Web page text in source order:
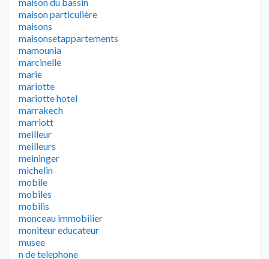
maison particulière
maisons
maisonsetappartements
mamounia
marcinelle
marie
mariotte
mariotte hotel
marrakech
marriott
meilleur
meilleurs
meininger
michelin
mobile
mobiles
mobilis
monceau immobilier
moniteur educateur
musee
n de telephone